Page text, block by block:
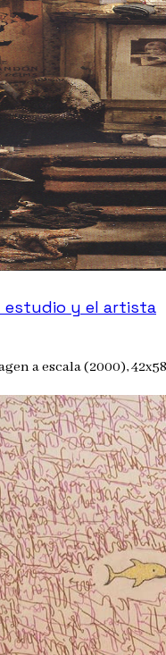
estudio y el artista
a escala (2000),